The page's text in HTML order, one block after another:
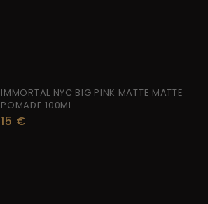
IMMORTAL NYC BIG PINK MATTE MATTE
POMADE 100ML
15 €